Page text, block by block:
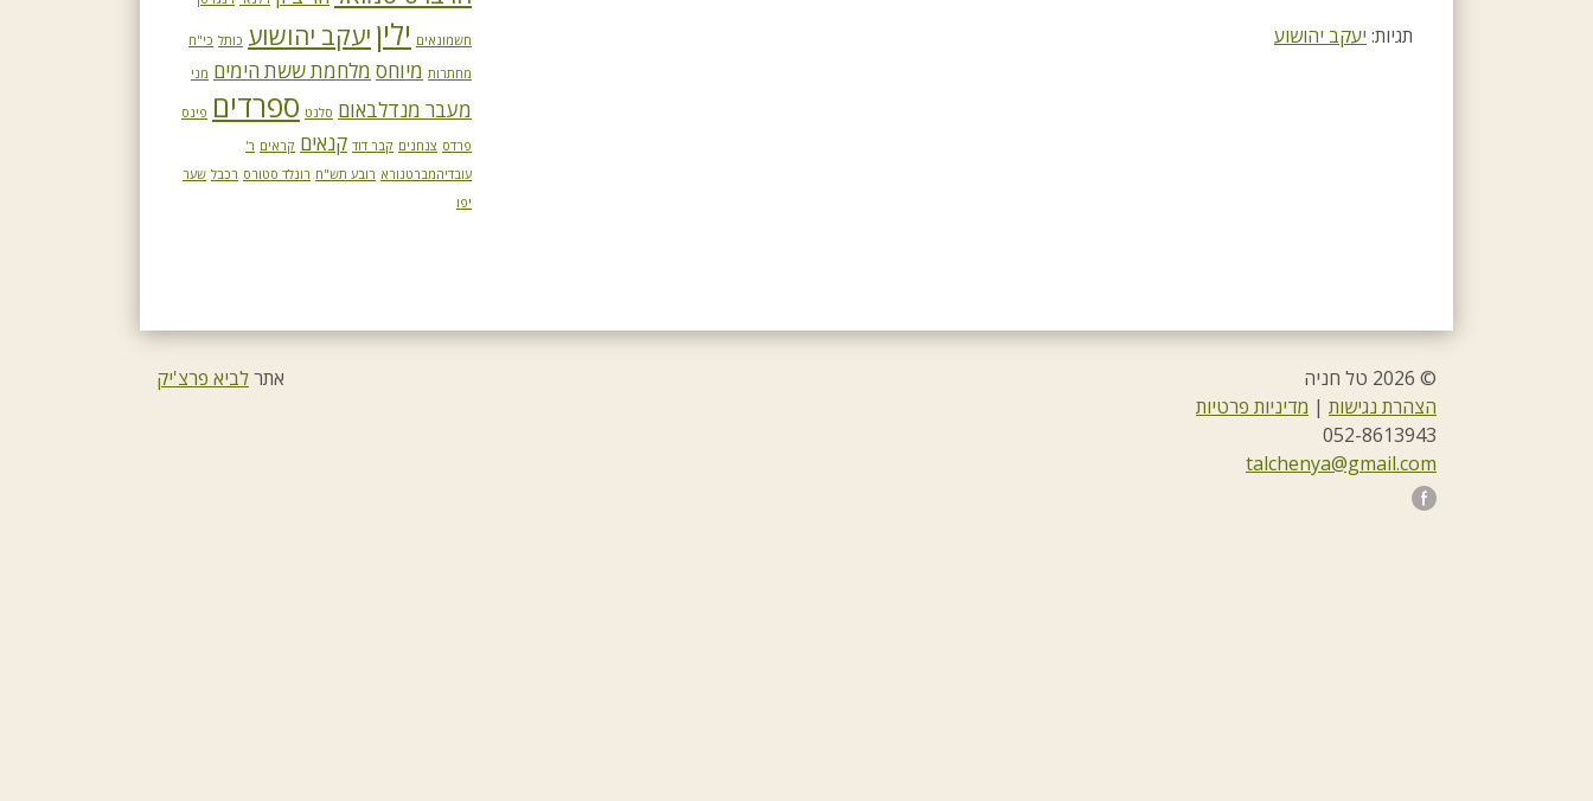
תגיות: יעקב יהושוע חשמונאים ילין יעקב יהושוע כותל כי"ח
מחתרות מיוחס מלחמת ששת הימים מני
מעבר מנדלבאום סלנט ספרדים פינס
פרדס צנחנים קבר דוד קנאים קראים ר'
עובדיהמברטנורא רובע תש"ח רונלד סטורס רכבל שער
יפו
© 2026 טל חניה
הצהרת נגישות | מדיניות פרטיות
052-8613943
talchenya@gmail.com
אתרלביא פרצ'יק